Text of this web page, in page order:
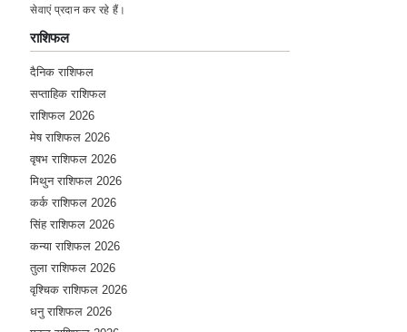
सेवाएं प्रदान कर रहे हैं।
राशिफल
दैनिक राशिफल
सप्ताहिक राशिफल
राशिफल 2026
मेष राशिफल 2026
वृषभ राशिफल 2026
मिथुन राशिफल 2026
कर्क राशिफल 2026
सिंह राशिफल 2026
कन्या राशिफल 2026
तुला राशिफल 2026
वृश्चिक राशिफल 2026
धनु राशिफल 2026